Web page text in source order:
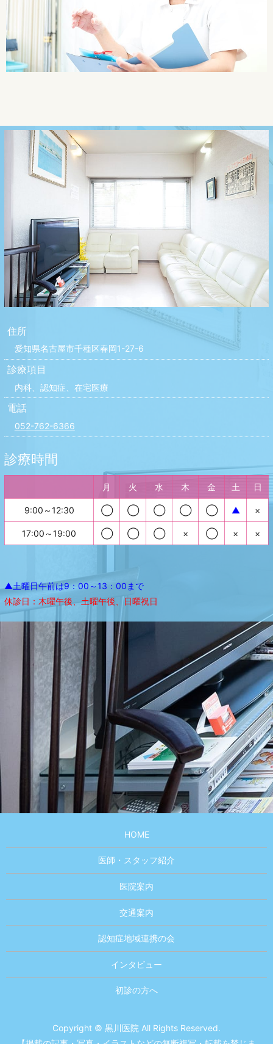
住所
愛知県名古屋市千種区春岡1-27-6
診療項目
内科、認知症、在宅医療
電話
052-762-6366
診療時間
月 火 水 木 金 土 日
9:00～12:30 ◯ ◯ ◯ ◯ ◯ ▲ ×
17:00～19:00 ◯ ◯ ◯ × ◯ × ×
▲土曜日午前は9：00～13：00まで
休診日：木曜午後、土曜午後、日曜祝日
HOME
医師・スタッフ紹介
医院案内
交通案内
認知症地域連携の会
インタビュー
初診の方へ
Copyright © 黒川医院 All Rights Reserved.